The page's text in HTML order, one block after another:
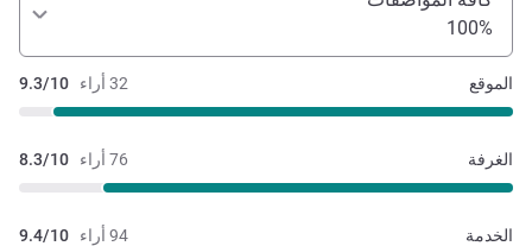
100%
32 أراء 9.3/10 الموقع
76 أراء 8.3/10 الغرفة
94 أراء 9.4/10 الخدمة